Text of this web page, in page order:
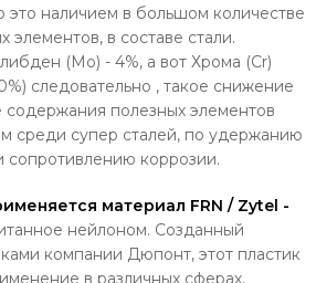
это наличием в большом количестве
элементов, в составе стали.
(Mo) - 4%, а вот Хрома (Cr)
следовательно , такое снижение
полезных элементов
среди супер сталей, по удержанию
сопротивлению коррозии.
материал FRN / Zytel -
нейлоном. Созданный
компании Дюпонт, этот пластик
в различных сферах.